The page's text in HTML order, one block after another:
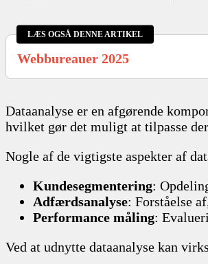
LÆS OGSÅ DENNE ARTIKEL
Webbureauer 2025
Dataanalyse er en afgørende
hvilket gør det muligt at tilpasse
Nogle af de vigtigste aspekter af
Kundesegmentering:
Adfærdsanalyse: Forståelse
Performance måling:
Ved at udnytte dataanalyse kan